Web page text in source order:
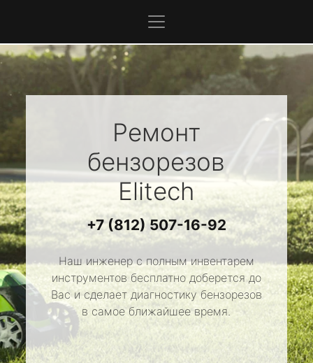
Ремонт
бензорезов
Elitech
+7 (812) 507-16-92
Наш инженер с полным инвентарем
инструментов бесплатно доберется до
Вас и сделает диагностику бензорезов
в самое ближайшее время.